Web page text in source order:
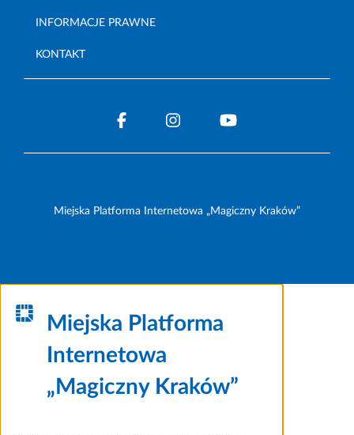
INFORMACJE PRAWNE
KONTAKT
Miejska Platforma Internetowa „Magiczny Kraków”
Miejska Platforma
Internetowa
„Magiczny Kraków”